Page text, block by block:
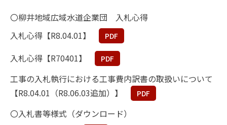
〇柳井地域広域水道企業団 入札心得
入札心得【R8.04.01】
PDF
入札心得【R70401】 PDF
工事の入札執行における工事費内訳書の取扱いについて
【R8.04.01（R8.06.03追加）】
PDF
〇入札書等様式（ダウンロード）